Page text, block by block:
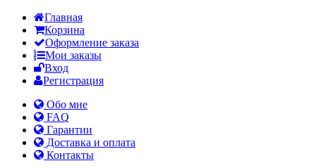
Главная
Корзина
Оформление заказа
Мои заказы
Вход
Регистрация
Обо мне
FAQ
Гарантии
Доставка и оплата
Контакты